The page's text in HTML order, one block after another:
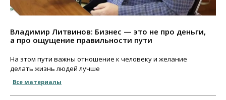
Владимир Литвинов: Бизнес — это не про деньги,
а про ощущение правильности пути
На этом пути важны отношение к человеку и желание
делать жизнь людей лучше
Все материалы